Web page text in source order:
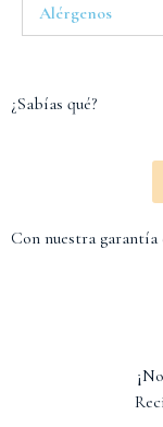
Alérgenos
¿Sabías qué?
Con nuestra garantía